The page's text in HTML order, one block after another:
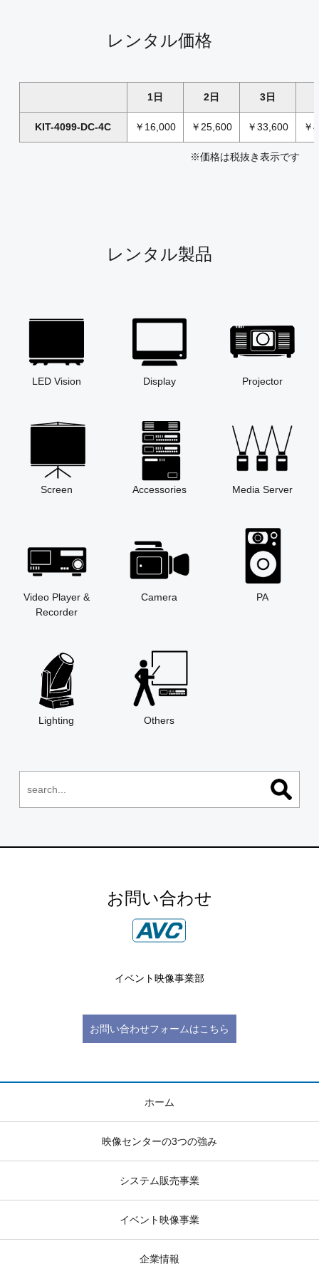
レンタル価格
1日 2日 3日
KIT-4099-DC-4C ￥16,000 ￥25,600 ￥33,600 ￥
※価格は税抜き表示です
レンタル製品
LED Vision Display Projector
Screen Accessories Media Server
Video Player &
Recorder
Camera PA
Lighting Others
お問い合わせ
イベント映像事業部
お問い合わせフォームはこちら
ホーム
映像センターの3つの強み
システム販売事業
イベント映像事業
企業情報